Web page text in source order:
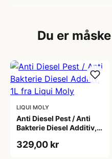
Du er
LIQUI MOLY
Anti Diesel Pest / Anti
Bakterie Diesel Additiv,
329,00 kr